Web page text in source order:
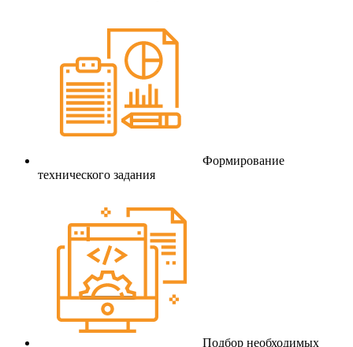
Формирование
технического задания
Подбор необходимых